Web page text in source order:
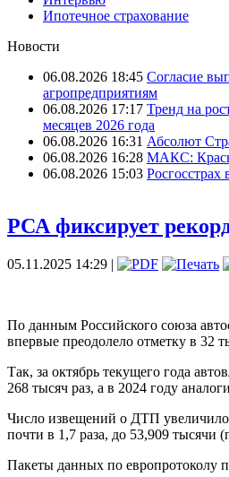
Ипотечное страхование
Новости
06.08.2026 18:45 Согласие
агропредприятиям
06.08.2026 17:17 Тренд на
месяцев 2026 года
06.08.2026 16:31 Абсолют
06.08.2026 16:28 МАКС:
06.08.2026 15:03
РСА фиксирует
05.11.2025 14:29 |
По данным Российского союза
впервые преодолело отметку в
Так, за октябрь текущего года
268 тысяч раз, а в 2024 году
Число извещений о ДТП
почти в 1,7 раза, до 53,909 тысячи
Пакеты данных по европротоколу